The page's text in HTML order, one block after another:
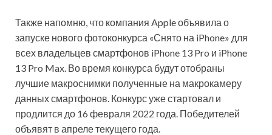
Также напомню, что компания Apple объявила о
запуске нового фотоконкурса «Снято на iPhone» для
всех владельцев смартфонов iPhone 13 Pro и iPhone
13 Pro Max. Во время конкурса будут отобраны
лучшие макроснимки полученные на макрокамеру
данных смартфонов. Конкурс уже стартовал и
продлится до 16 февраля 2022 года. Победителей
объявят в апреле текущего года.